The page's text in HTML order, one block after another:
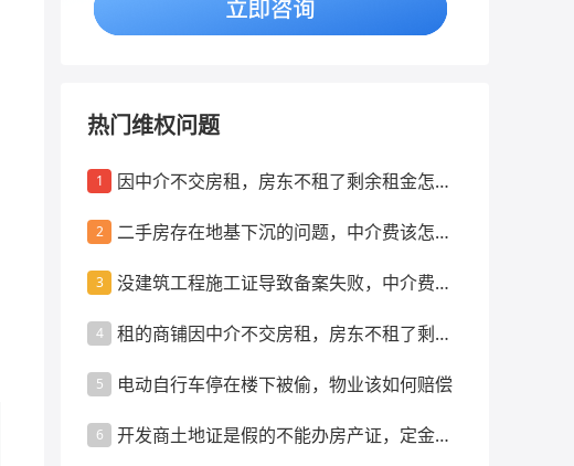
热门维权问题
1
因中介不交房租，房东不租了剩余租金怎么
2
二手房存在地基下沉的问题，中介费该怎么
3
没建筑工程施工证导致备案失败，中介费咋
4
租的商铺因中介不交房租，房东不租了剩余
5 电动自行车停在楼下被偷，物业该如何赔偿
6
开发商土地证是假的不能办房产证，定金咋